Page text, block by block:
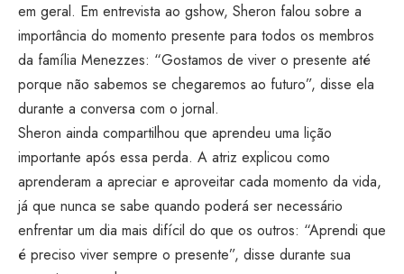
em geral. Em entrevista ao gshow, Sheron falou sobre a
importância do momento presente para todos os membros
da família Menezzes: “Gostamos de viver o presente até
porque não sabemos se chegaremos ao futuro”, disse ela
durante a conversa com o jornal.
Sheron ainda compartilhou que aprendeu uma lição
importante após essa perda. A atriz explicou como
aprenderam a apreciar e aproveitar cada momento da vida,
já que nunca se sabe quando poderá ser necessário
enfrentar um dia mais difícil do que os outros: “Aprendi que
é preciso viver sempre o presente”, disse durante sua